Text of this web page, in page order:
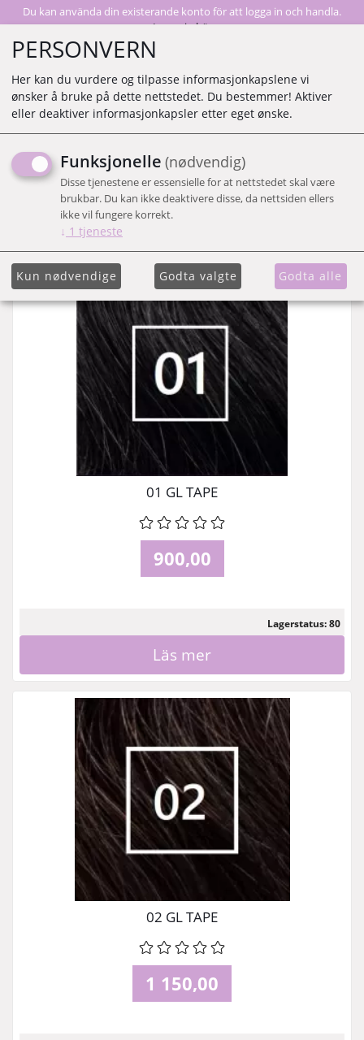
Du kan använda din existerande konto för att logga in och handla.
Logga in här
Visar 89 produkter
Vis liste
01 GL TAPE
900,00
Lagerstatus: 80
Läs mer
02 GL TAPE
1 150,00
PERSONVERN
Her kan du vurdere og tilpasse informasjonkapslene vi
ønsker å bruke på dette nettstedet. Du bestemmer! Aktiver
eller deaktiver informasjonkapsler etter eget ønske.
Funksjonelle (nødvendig)
Disse tjenestene er essensielle for at nettstedet skal være
brukbar. Du kan ikke deaktivere disse, da nettsiden ellers
ikke vil fungere korrekt.
↓ 1 tjeneste
Kun nødvendige Godta valgte Godta alle